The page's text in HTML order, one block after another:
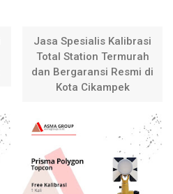
Jasa Spesialis Kalibrasi
Total Station Termurah
dan Bergaransi Resmi di
Kota Cikampek